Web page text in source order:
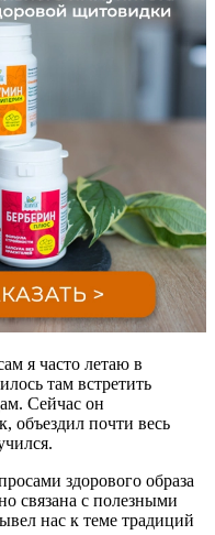
я часто летаю в
там встретить
Сейчас он
объездил почти весь
здорового образа
связана с полезными
нас к теме традиций